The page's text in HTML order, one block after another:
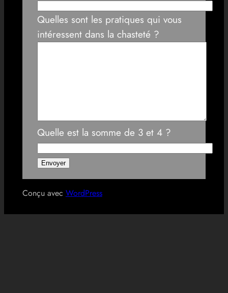
Quelles sont les pratiques qui vous
intéressent dans la chasteté ?
Quelle est la somme de 3 et 4 ?
Conçu avec WordPress